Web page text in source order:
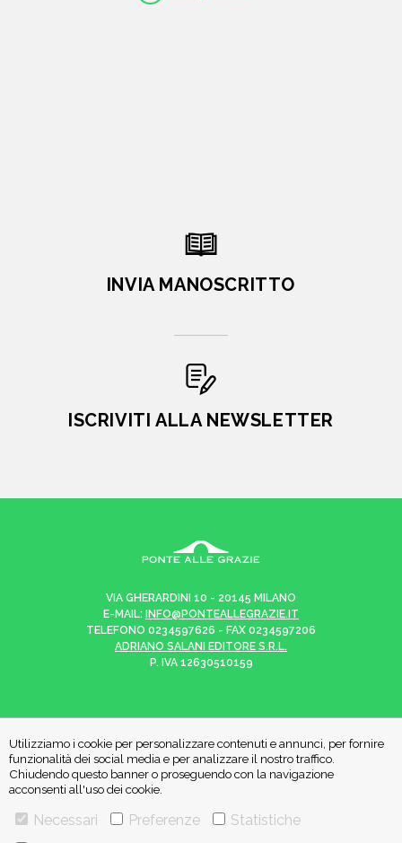
Utilizziamo i cookie per personalizzare contenuti e annunci, per fornire
funzionalità dei social media e per analizzare il nostro traffico.
Chiudendo questo banner o proseguendo con la navigazione
acconsenti all'uso dei cookie.
Necessari Preferenze
Statistiche
INVIA MANOSCRITTO
ISCRIVITI ALLA NEWSLETTER
VIA GHERARDINI 10 - 20145 MILANO
E-MAIL: INFO@PONTEALLEGRAZIE.IT
TELEFONO 0234597626 - FAX 0234597206
ADRIANO SALANI EDITORE S.R.L.
P. IVA 12630510159
CHI SIAMO CONTATTI
PRIVACY POLICY